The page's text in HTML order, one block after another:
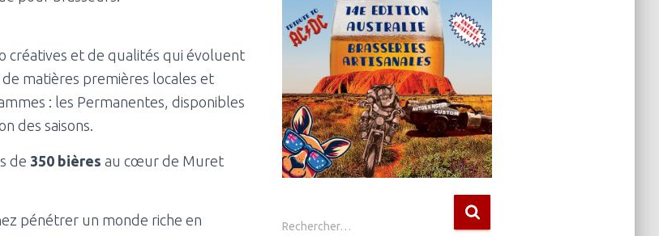
créatives et de qualités qui évoluent
matières premières locales et
: les Permanentes, disponibles
des saisons.
de 350 bières au cœur de Muret
pénétrer un monde riche en
Rechercher…